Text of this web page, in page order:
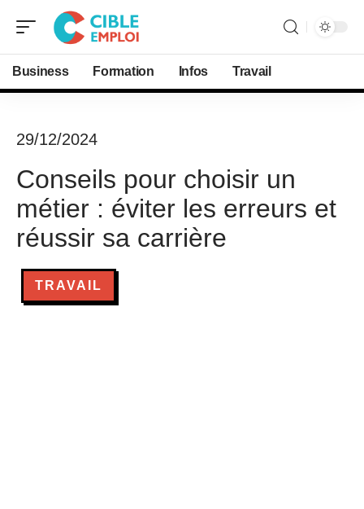
Business Formation Infos Travail
29/12/2024
Conseils pour choisir un
métier : éviter les erreurs et
réussir sa carrière
TRAVAIL